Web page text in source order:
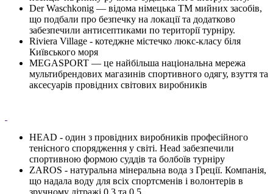
Der Waschkonig — відома німецька ТМ мийних засобів,
що подбали про безпечку на локації та додатково
забезпечили антисептиками по території турніру.
Riviera Village - котеджне містечко люкс-класу біля
Київського моря
MEGASPORT — це найбільша національна мережа
мультибрендових магазинів спортивного одягу, взуття та
аксесуарів провідних світових виробників
HEAD - один з провідних виробників професійного
тенісного спорядження у світі. Head забезпечили
спортивною формою суддів та болбоїв турніру
ZAROS - натуральна мінеральна вода з Греції. Компанія,
що надала воду для всіх спортсменів і волонтерів в
зручному літражі 0,3 та 0,5.